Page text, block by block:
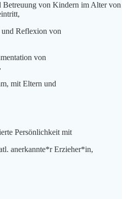
Betreuung von Kindern im Alter von
Reflexion von
von
mit Eltern und
Persönlichkeit mit
anerkannte*r Erzieher*in,